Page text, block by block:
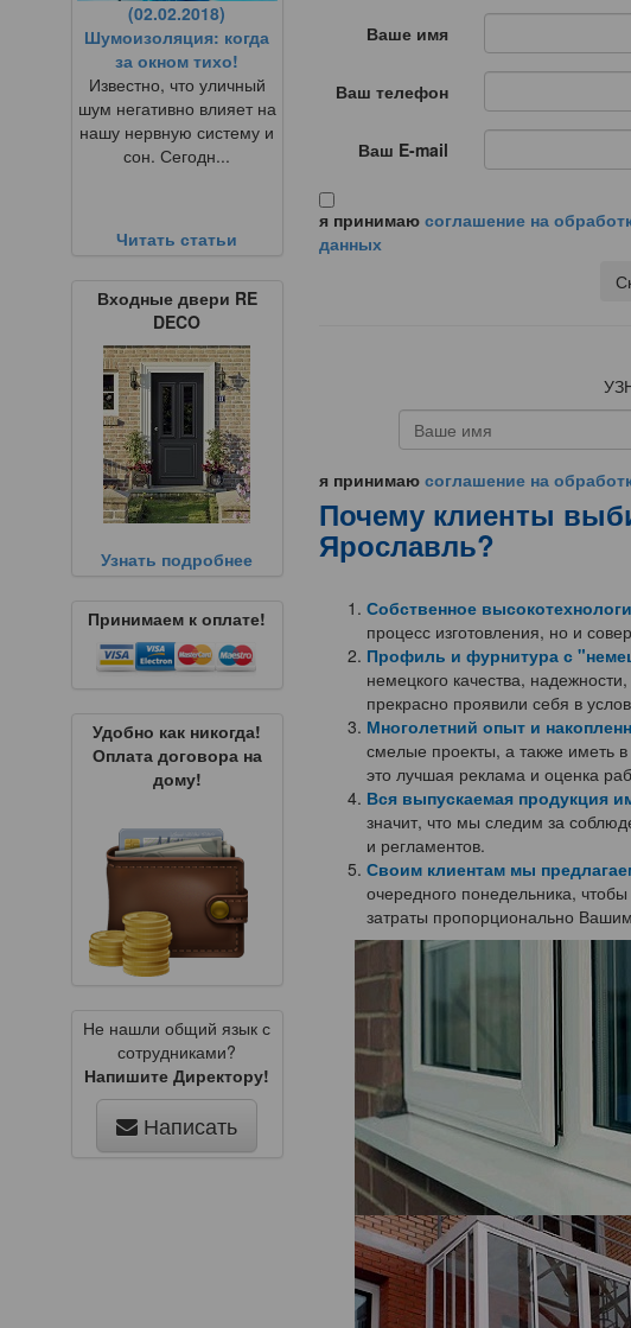
(02.02.2018)
Шумоизоляция: когда
за окном тихо!
Известно, что уличный
шум негативно влияет на
нашу нервную систему и
сон. Сегодн...
Читать статьи
Входные двери RE
DECO
Узнать подробнее
Принимаем к оплате!
Удобно как никогда!
Оплата договора на
дому!
Не нашли общий язык с
сотрудниками?
Напишите Директору!
Написать
Ваше имя
Ваш телефон
Ваш E-mail
я принимаю соглашение на
данных
я принимаю соглашение на
Почему клиенты
Ярославль?
Собственное
процесс изготовления, но и
Профиль и фурнитура с
немецкого качества,
прекрасно проявили себя в
Многолетний опыт и
смелые проекты, а также иметь
это лучшая реклама и оценка
Вся выпускаемая продукция
значит, что мы следим за
и регламентов.
Своим клиентам мы
очередного понедельника,
затраты пропорционально